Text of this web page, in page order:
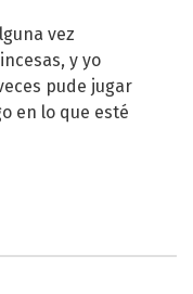
vez
y yo
pude jugar
en lo que esté